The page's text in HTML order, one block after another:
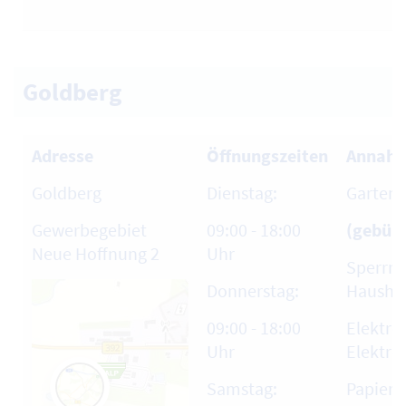
Adresse
Goldberg
Gewerbegebiet
Neue Hoffnung 2
Öffnungszeiten
Dienstag:
09:00 - 18:00
Uhr
Donnerstag:
09:00 - 18:00
Uhr
Samstag:
Papier,